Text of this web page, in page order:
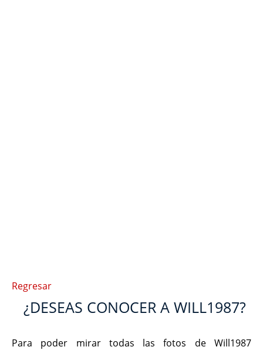
Regresar
¿DESEAS CONOCER A WILL1987?
Para poder mirar todas las fotos de Will1987